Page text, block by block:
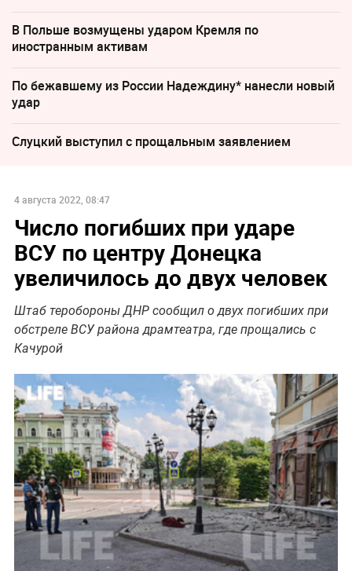
В Польше возмущены ударом Кремля по
иностранным активам
По бежавшему из России Надеждину* нанесли новый
удар
Слуцкий выступил с прощальным заявлением
4 августа 2022, 08:47
Число погибших при ударе
ВСУ по центру Донецка
увеличилось до двух человек
Штаб теробороны ДНР сообщил о двух погибших при
обстреле ВСУ района драмтеатра, где прощались с
Качурой